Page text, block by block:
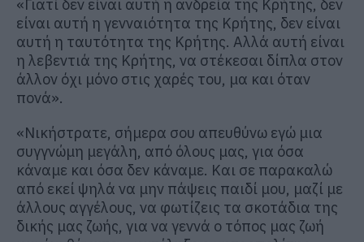
«Γιατί δεν είναι αυτή η ανδρεία της Κρήτης, δεν
είναι αυτή η γενναιότητα της Κρήτης, δεν είναι
αυτή η ταυτότητα της Κρήτης. Αλλά αυτή είναι
η λεβεντιά της Κρήτης, να στέκεσαι δίπλα στον
άλλον όχι μόνο στις χαρές του, μα και όταν
πονά».
«Νικήστρατε, σήμερα σου απευθύνω εγώ μια
συγγνώμη μεγάλη, από όλους μας, για όσα
κάναμε και όσα δεν κάναμε. Και σε παρακαλώ
από εκεί ψηλά να μην πάψεις παιδί μου, μαζί με
άλλους αγγέλους, να φωτίζεις τα σκοτάδια της
δικής μας ζωής, για να γεννά ο τόπος μας ζωή